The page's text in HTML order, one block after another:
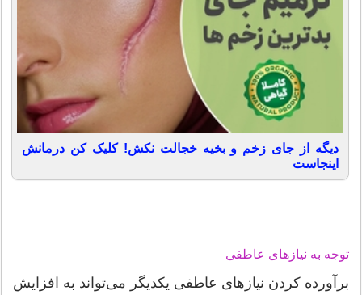
دیگه از جای زخم و بخیه خجالت نکش! کلیک کن درمانش
اینجاست
توجه به نیازهای عاطفی
برآورده کردن نیازهای عاطفی یکدیگر می‌تواند به افزایش